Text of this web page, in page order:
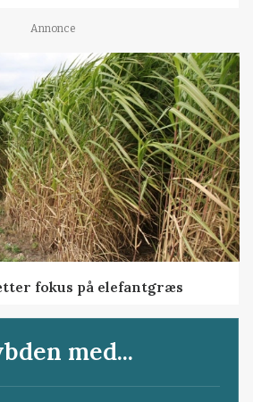
Annonce
fokus på elefantgræs
med...